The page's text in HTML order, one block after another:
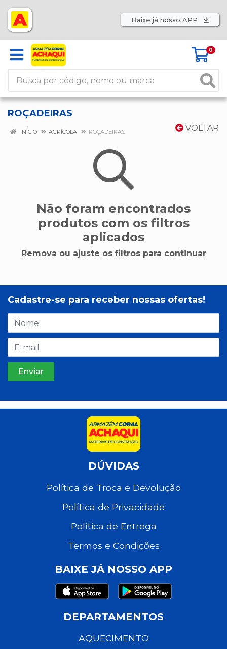
Baixe já nosso APP
0
ROÇADEIRAS
VOLTAR
INÍCIO AGRÍCOLA ROÇADEIRAS
Não foram encontrados
produtos com os filtros
aplicados
Remova ou ajuste os filtros para continuar
Cadastre-se para receber nossas ofertas!
DÚVIDAS
Política de Troca e Devolução
Política de Privacidade
Política de Entrega
Termos e Condições
BAIXE JÁ NOSSO APP
DEPARTAMENTOS
AQUECIMENTO